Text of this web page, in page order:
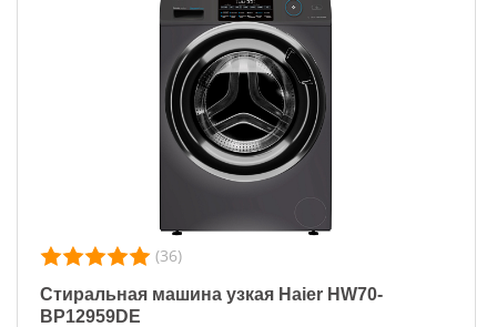
(36)
Стиральная машина узкая Haier HW70-
BP12959DE